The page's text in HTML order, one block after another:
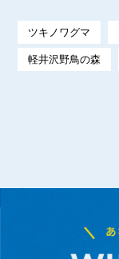
ツキノワグマ
軽井沢野鳥の森